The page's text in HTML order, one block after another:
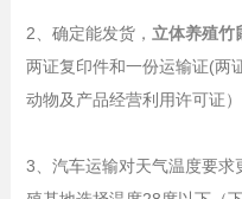
2、确定能发货， 立体养殖竹
两证复印件和一份运输证(两
动物及产品经营利用许可证
3、汽车运输对天气温度要